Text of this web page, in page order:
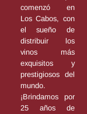
comenzó en
Los Cabos, con
el sueño de
distribuir los
vinos más
exquisitos y
prestigiosos del
mundo.
¡Brindamos por
25 años de